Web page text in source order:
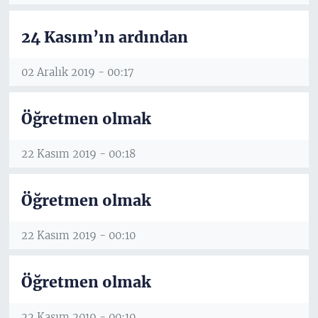
24 Kasım’ın ardından
02 Aralık 2019 - 00:17
Öğretmen olmak
22 Kasım 2019 - 00:18
Öğretmen olmak
22 Kasım 2019 - 00:10
Öğretmen olmak